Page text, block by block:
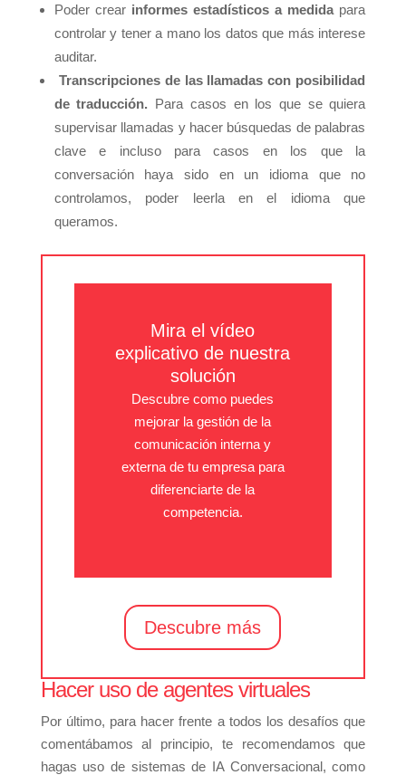
Poder crear informes estadísticos a medida para
controlar y tener a mano los datos que más interese
auditar.
Transcripciones de las llamadas con posibilidad
de traducción. Para casos en los que se quiera
supervisar llamadas y hacer búsquedas de palabras
clave e incluso para casos en los que la
conversación haya sido en un idioma que no
controlamos, poder leerla en el idioma que
queramos.
Mira el vídeo
explicativo de nuestra
solución
Descubre como puedes
mejorar la gestión de la
comunicación interna y
externa de tu empresa para
diferenciarte de la
competencia.
Descubre más
Hacer uso de agentes virtuales
Por último, para hacer frente a todos los desafíos que
comentábamos al principio, te recomendamos que
hagas uso de sistemas de IA Conversacional, como